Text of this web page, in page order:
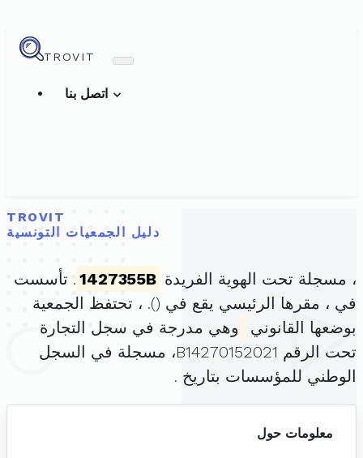
TROVIT
TROVIT
دليل الجمعيات التونسية
، مسجلة تحت الهوية الفريدة 1427355B . تأسست
في ، مقرها الرئيسي يقع في (). ، تحتفظ الجمعية
بوضعها القانوني
وهي مدرجة في سجل التجارة
تحت الرقم B14270152021، مسجلة في السجل
الوطني للمؤسسات بتاريخ .
معلومات حول